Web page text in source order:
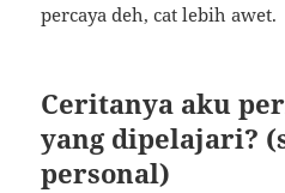
percaya deh, cat lebih awet.
Ceritanya aku
yang dipelajari?
personal)